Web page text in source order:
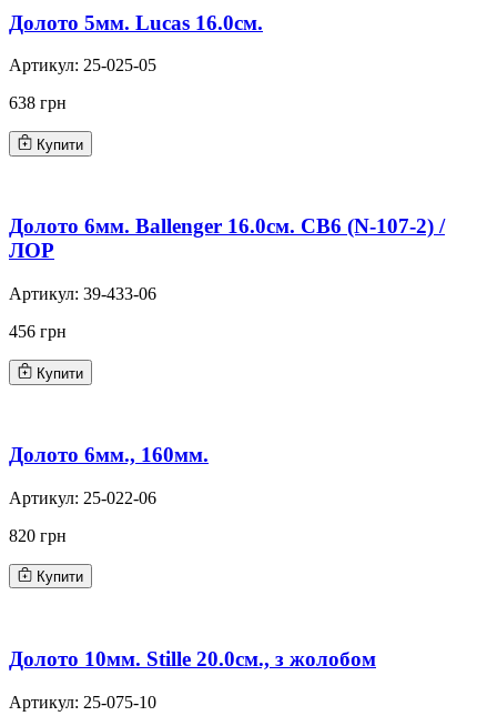
Долото 5мм. Lucas 16.0см.
Артикул: 25-025-05
638 грн
Купити
Долото 6мм. Ballenger 16.0см. CB6 (N-107-2) /
ЛОР
Артикул: 39-433-06
456 грн
Купити
Долото 6мм., 160мм.
Артикул: 25-022-06
820 грн
Купити
Долото 10мм. Stille 20.0см., з жолобом
Артикул: 25-075-10